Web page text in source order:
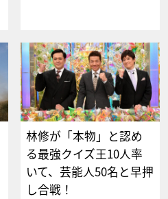
林修が「本物」と認め
る最強クイズ王10人率
いて、芸能人50名と早押
し合戦！